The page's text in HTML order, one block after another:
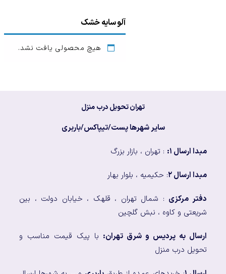
آلو سایه خشک
هیچ محصولی یافت نشد.
تهران تحویل درب منزل
سایر شهرها پست/تیپاکس/باربری
مبدا ارسال ۱: : تهران ، بازار بزرگ
مبدا ارسال ۲ : حکیمیه ، بلوار بهار
دفتر مرکزی : شمال تهران ، قلهک ، خیابان دولت ، بین
شریعتی و کاوه ، نبش گلچین
ارسال به پردیس و شرق تهران: با پیک قیمت مناسب و
تحویل درب منزل